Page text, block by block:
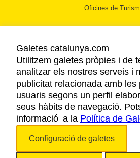
Oficines de
AVÍS LEGAL
POLÍTICA DE
COOKIES
ACCESSIBILITAT
Galetes catalunya.com
Utilitzem galetes pròpies i de
analitzar els nostres serveis i
publicitat relacionada amb les
usuaris segons un perfil
seus hàbits de navegació.
informació a la Política de
Configuració de galetes